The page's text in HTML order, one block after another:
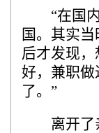
“在国内
国。其实
后才发现
好，兼职做
了。”
离开了亲